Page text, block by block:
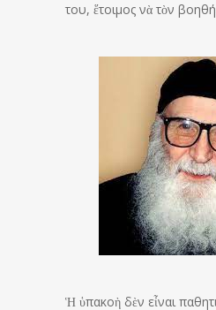
του, ἕτοιμος νὰ τὸν
Ἡ ὑπακοὴ δὲν εἶναι